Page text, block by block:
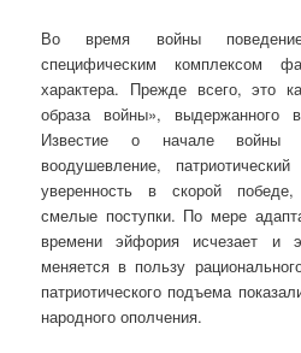
Во время войны
специфическим комплексом
характера. Прежде всего, это
образа войны», выдержанного
Известие о начале войны
воодушевление,
уверенность в скорой победе,
смелые поступки. По мере
времени эйфория исчезает и
меняется в пользу
патриотического подъема
народного ополчения.